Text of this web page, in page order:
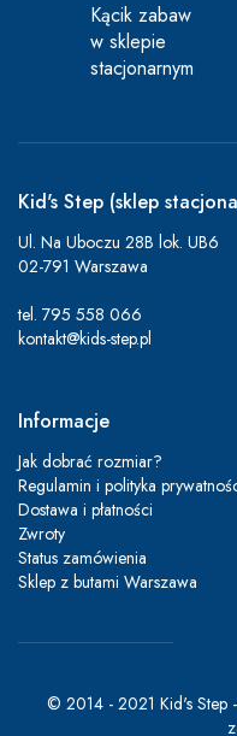
Kącik zabaw
w sklepie
stacjonarnym
Kid's Step (sklep
Ul. Na Uboczu 28B lok. UB6
02-791 Warszawa
tel. 795 558 066
kontakt@kids-step.pl
Informacje
Jak dobrać rozmiar?
Regulamin i polityka
Dostawa i płatności
Zwroty
Status zamówienia
Sklep z butami Warszawa
© 2014 - 2021 Kid's Step